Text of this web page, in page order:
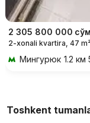
2 305 800 000 сўм
2-xonali kvartira, 47
Мингурюк 1.2 км
Toshkent